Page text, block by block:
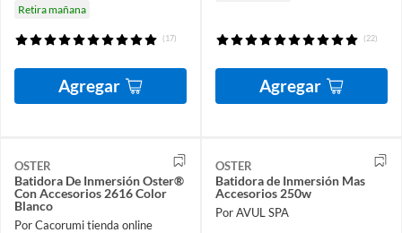
Retira mañana
(17)
Agregar
(22)
Agregar
OSTER
Batidora De Inmersión Oster®
Con Accesorios 2616 Color
Blanco
Por Cacorumi tienda online
OSTER
Batidora de Inmersión Mas
Accesorios 250w
Por AVUL SPA